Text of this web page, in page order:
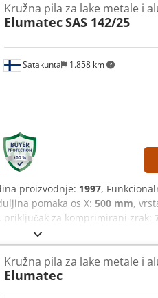
Satakunta 1.858 km
Kružna pila za lake metale i
ElumatecSAS 142/25
proizvodnje: 1997,
pomaka os X: 500 mm,
, priključak za komprimirani zrak:
KARAKTERISTIKE
pomaka po ciklusu: 5.600
O STROJU Prikladni
i vrata Napajanje: 230/400
Uređaj za usisavanje strugotine
Kružna pila za lake metale i
Elumatec